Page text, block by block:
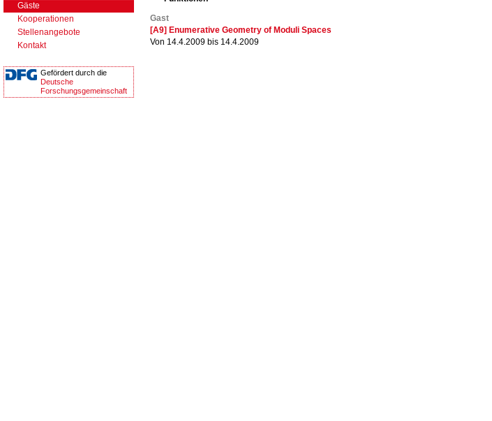
Gäste
Kooperationen
Stellenangebote
Kontakt
Gefördert durch die
Deutsche
Forschungsgemeinschaft
Gast
[A9] Enumerative Geometry of Moduli Spaces
Von 14.4.2009 bis 14.4.2009